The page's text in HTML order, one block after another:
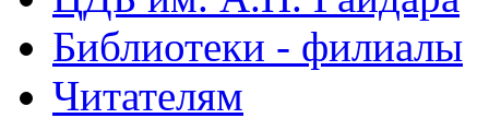
Библиотеки - филиалы
Читателям